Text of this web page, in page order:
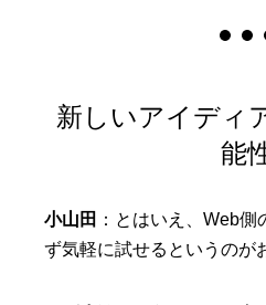
新しいアイディ
能
小山田 ：とはいえ、Web側
ず気軽に試せるというのが